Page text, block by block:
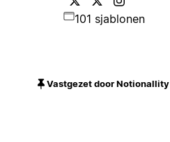
101 sjablonen
Vastgezet door Notionallity